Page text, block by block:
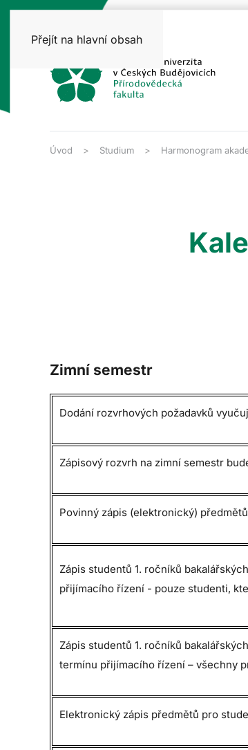
Přejít na hlavní obsah
Úvod Studium Harmonogram
Zimní semestr
Dodání rozvrhových požadavků
Zápisový rozvrh na zimní semestr
Povinný zápis (elektronický)
Zápis studentů 1. ročníků
přijímacího řízení - pouze studenti,
Zápis studentů 1. ročníků
termínu přijímacího řízení – všechny
Elektronický zápis předmětů pro